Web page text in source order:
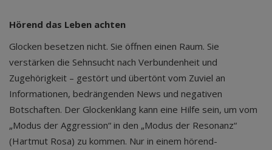
Hörend das Leben achten
Glocken besetzen nicht. Sie öffnen einen Raum. Sie
verstärken die Sehnsucht nach Verbundenheit und
Zugehörigkeit – gestört und übertönt vom Zuviel an
Informationen, bedrängenden News und negativen
Botschaften. Der Glockenklang kann eine Hilfe sein, um vom
„Modus der Aggression“ in den „Modus der Resonanz“
(Hartmut Rosa) zu kommen. Nur in einem hörend-